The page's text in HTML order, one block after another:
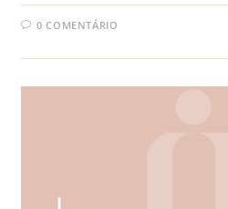
0 COMENTÁRIO